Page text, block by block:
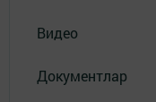
Видео
Документлар